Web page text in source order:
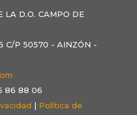
LA D.O. CAMPO DE
C/P 50570 - AINZÓN -
86 88 06
| Política de